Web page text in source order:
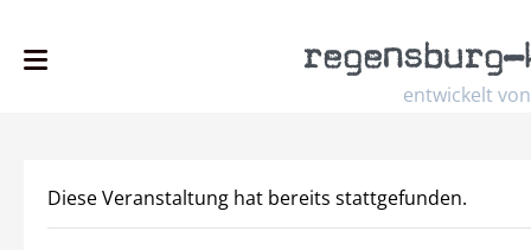
entwickelt von
regensburg–
Diese Veranstaltung hat bereits stattgefunden.